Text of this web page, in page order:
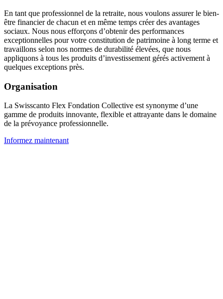
En tant que professionnel de la retraite, nous voulons assurer le bien-
être financier de chacun et en même temps créer des avantages
sociaux. Nous nous efforçons d’obtenir des performances
exceptionnelles pour votre constitution de patrimoine à long terme et
travaillons selon nos normes de durabilité élevées, que nous
appliquons à tous les produits d’investissement gérés activement à
quelques exceptions près.
Organisation
La Swisscanto Flex Fondation Collective est synonyme d’une
gamme de produits innovante, flexible et attrayante dans le domaine
de la prévoyance professionnelle.
Informez maintenant